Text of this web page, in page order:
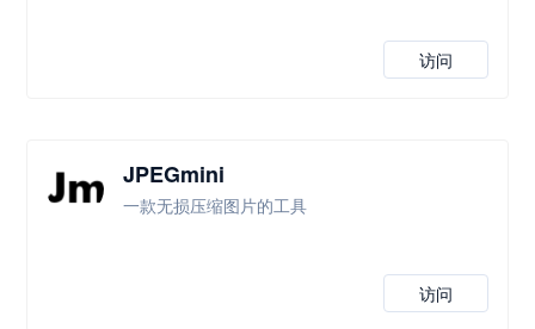
访问
JPEGmini
一款无损压缩图片的工具
访问